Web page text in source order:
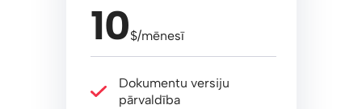
10$/mēnesī
Dokumentu versiju
pārvaldība